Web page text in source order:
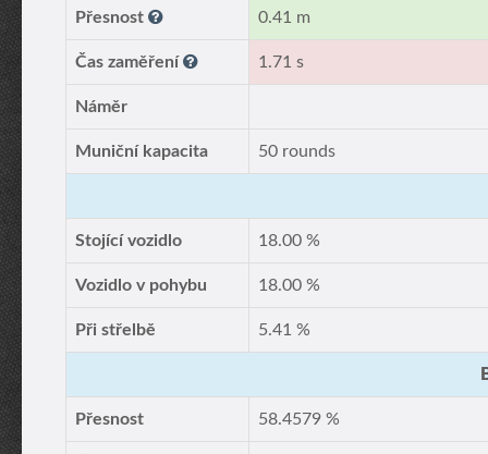
Přesnost 0.41 m
Čas zaměření 1.71 s
Náměr
Muniční kapacita 50 rounds
Stojící vozidlo 18.00 %
Vozidlo v pohybu 18.00 %
Při střelbě 5.41 %
Přesnost 58.4579 %